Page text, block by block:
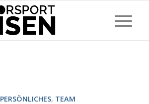
PERSÖNLICHES, TEAM